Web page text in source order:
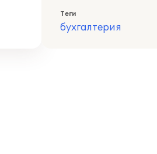
Теги
бухгалтерия